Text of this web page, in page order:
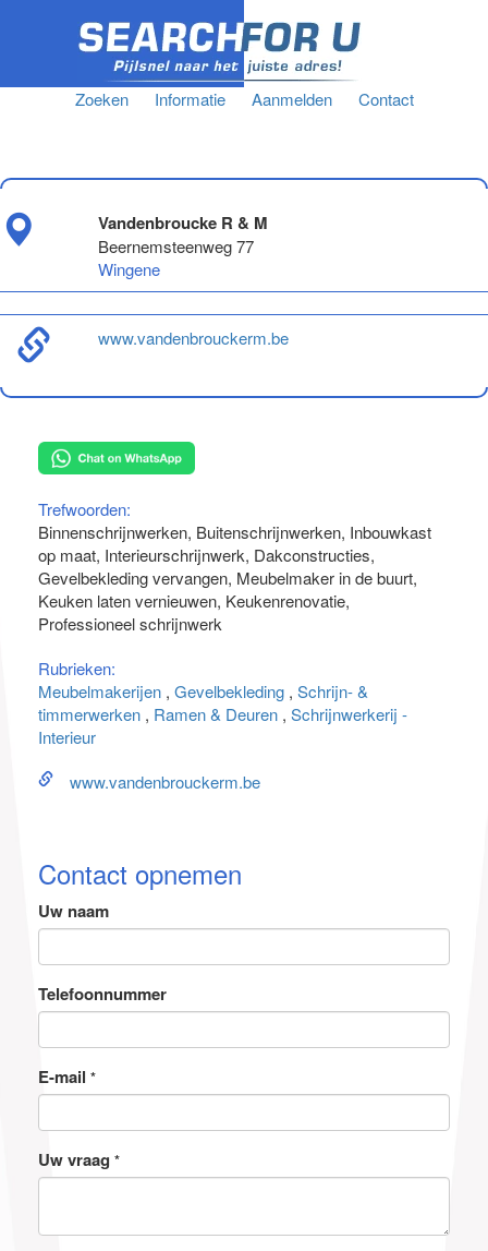
Zoeken Informatie Aanmelden Contact
Vandenbroucke R & M
Beernemsteenweg 77
Wingene
www.vandenbrouckerm.be
Trefwoorden:
Binnenschrijnwerken Buitenschrijnwerken Inbouwkast
op maat Interieurschrijnwerk Dakconstructies
Gevelbekleding vervangen Meubelmaker in de buurt
Keuken laten vernieuwen Keukenrenovatie
Professioneel schrijnwerk
Rubrieken:
Meubelmakerijen Gevelbekleding Schrijn- &
timmerwerken
Ramen & Deuren Schrijnwerkerij -
Interieur
www.vandenbrouckerm.be
Contact opnemen
Uw naam
Telefoonnummer
E-mail *
Uw vraag *